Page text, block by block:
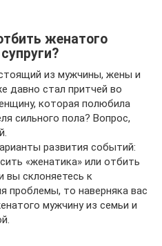
женатого
из мужчины, жены и
давно стал притчей во
которая полюбила
сильного пола? Вопрос,
развития событий:
«женатика» или отбить
вы склоняетесь к
проблемы, то наверняка вас
мужчину из семьи и